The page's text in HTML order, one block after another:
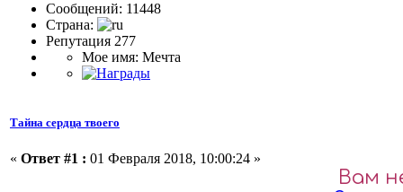
Сообщений: 11448
Страна:
Репутация 277
Мое имя: Мечта
Тайна сердца твоего
« Ответ #1 : 01 Февраля 2018, 10:00:24 »
Вам